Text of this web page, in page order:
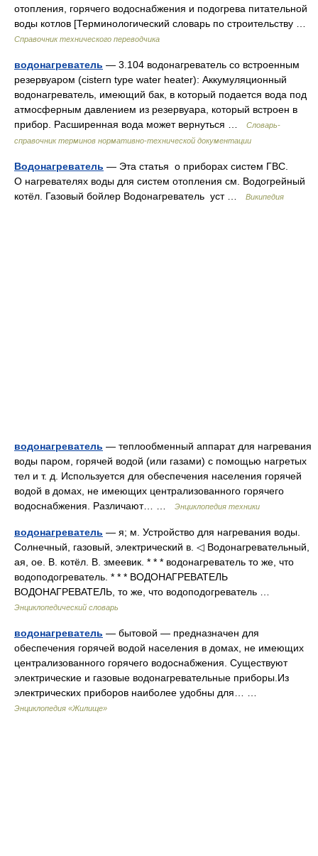
отопления, горячего водоснабжения и подогрева питательной
воды котлов [Терминологический словарь по строительству …
Справочник технического переводчика
водонагреватель — 3.104 водонагреватель со встроенным
резервуаром (cistern type water heater): Аккумуляционный
водонагреватель, имеющий бак, в который подается вода под
атмосферным давлением из резервуара, который встроен в
прибор. Расширенная вода может вернуться …
Словарь-
справочник терминов нормативно-технической документации
Водонагреватель — Эта статья о приборах систем ГВС.
О нагревателях воды для систем отопления см. Водогрейный
котёл. Газовый бойлер Водонагреватель уст …
Википедия
водонагреватель — теплообменный аппарат для нагревания
воды паром, горячей водой (или газами) с помощью нагретых
тел и т. д. Используется для обеспечения населения горячей
водой в домах, не имеющих централизованного горячего
водоснабжения. Различают… …
Энциклопедия техники
водонагреватель — я; м. Устройство для нагревания воды.
Солнечный, газовый, электрический в. ◁ Водонагревательный,
ая, ое. В. котёл. В. змеевик. * * * водонагреватель то же, что
водоподогреватель. * * * ВОДОНАГРЕВАТЕЛЬ
ВОДОНАГРЕВАТЕЛЬ, то же, что водоподогреватель …
Энциклопедический словарь
водонагреватель — бытовой — предназначен для
обеспечения горячей водой населения в домах, не имеющих
централизованного горячего водоснабжения. Существуют
электрические и газовые водонагревательные приборы.Из
электрических приборов наиболее удобны для… …
Энциклопедия «Жилище»